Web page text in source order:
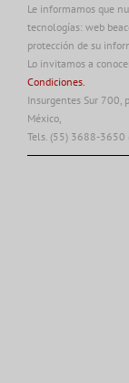
Le informamos que
tecnologías: web
protección de su
Lo invitamos a
Condiciones.
Insurgentes Sur 700,
México,
Tels. (55) 3688-3650